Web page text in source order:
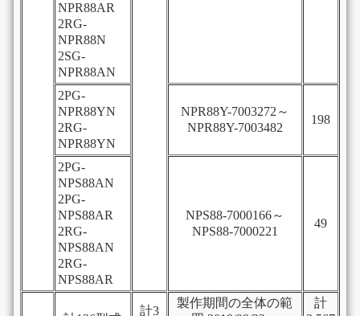
NPR88AR
2RG-
NPR88N
2SG-
NPR88AN
2PG-
NPR88YN
2RG-
NPR88YN
NPR88Y-7003272～
NPR88Y-7003482
198
2PG-
NPS88AN
2PG-
NPS88AR
2RG-
NPS88AN
2RG-
NPS88AR
NPS88-7000166～
NPS88-7000221
49
計3
製作期間の全体の範
計